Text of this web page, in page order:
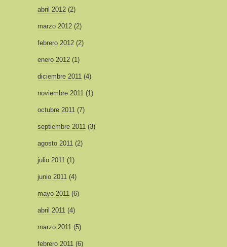
abril 2012 (2)
marzo 2012 (2)
febrero 2012 (2)
enero 2012 (1)
diciembre 2011 (4)
noviembre 2011 (1)
octubre 2011 (7)
septiembre 2011 (3)
agosto 2011 (2)
julio 2011 (1)
junio 2011 (4)
mayo 2011 (6)
abril 2011 (4)
marzo 2011 (5)
febrero 2011 (6)